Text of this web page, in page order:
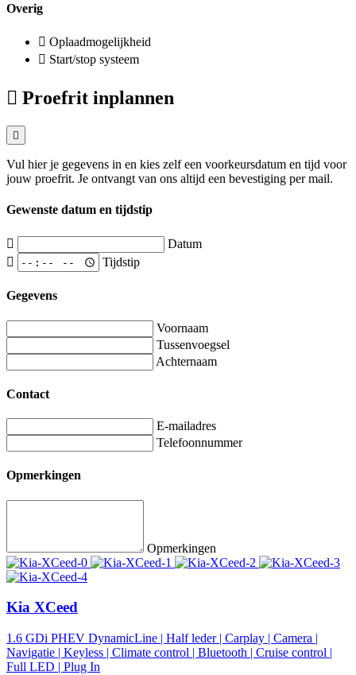
Overig
Oplaadmogelijkheid
Start/stop systeem
Proefrit inplannen
Vul hier je gegevens in en kies zelf een voorkeursdatum en tijd voor
jouw proefrit. Je ontvangt van ons altijd een bevestiging per mail.
Gewenste datum en tijdstip
Datum
Tijdstip
Gegevens
Voornaam
Tussenvoegsel
Achternaam
Contact
E-mailadres
Telefoonnummer
Opmerkingen
Opmerkingen
Kia XCeed
1.6 GDi PHEV DynamicLine | Half leder | Carplay | Camera |
Navigatie | Keyless | Climate control | Bluetooth | Cruise control |
Full LED | Plug In